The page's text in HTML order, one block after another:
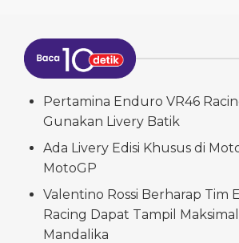
Pertamina Enduro VR46
Gunakan Livery Batik
Ada Livery Edisi Khusus di
MotoGP
Valentino Rossi Berharap Tim
Racing Dapat Tampil
Mandalika